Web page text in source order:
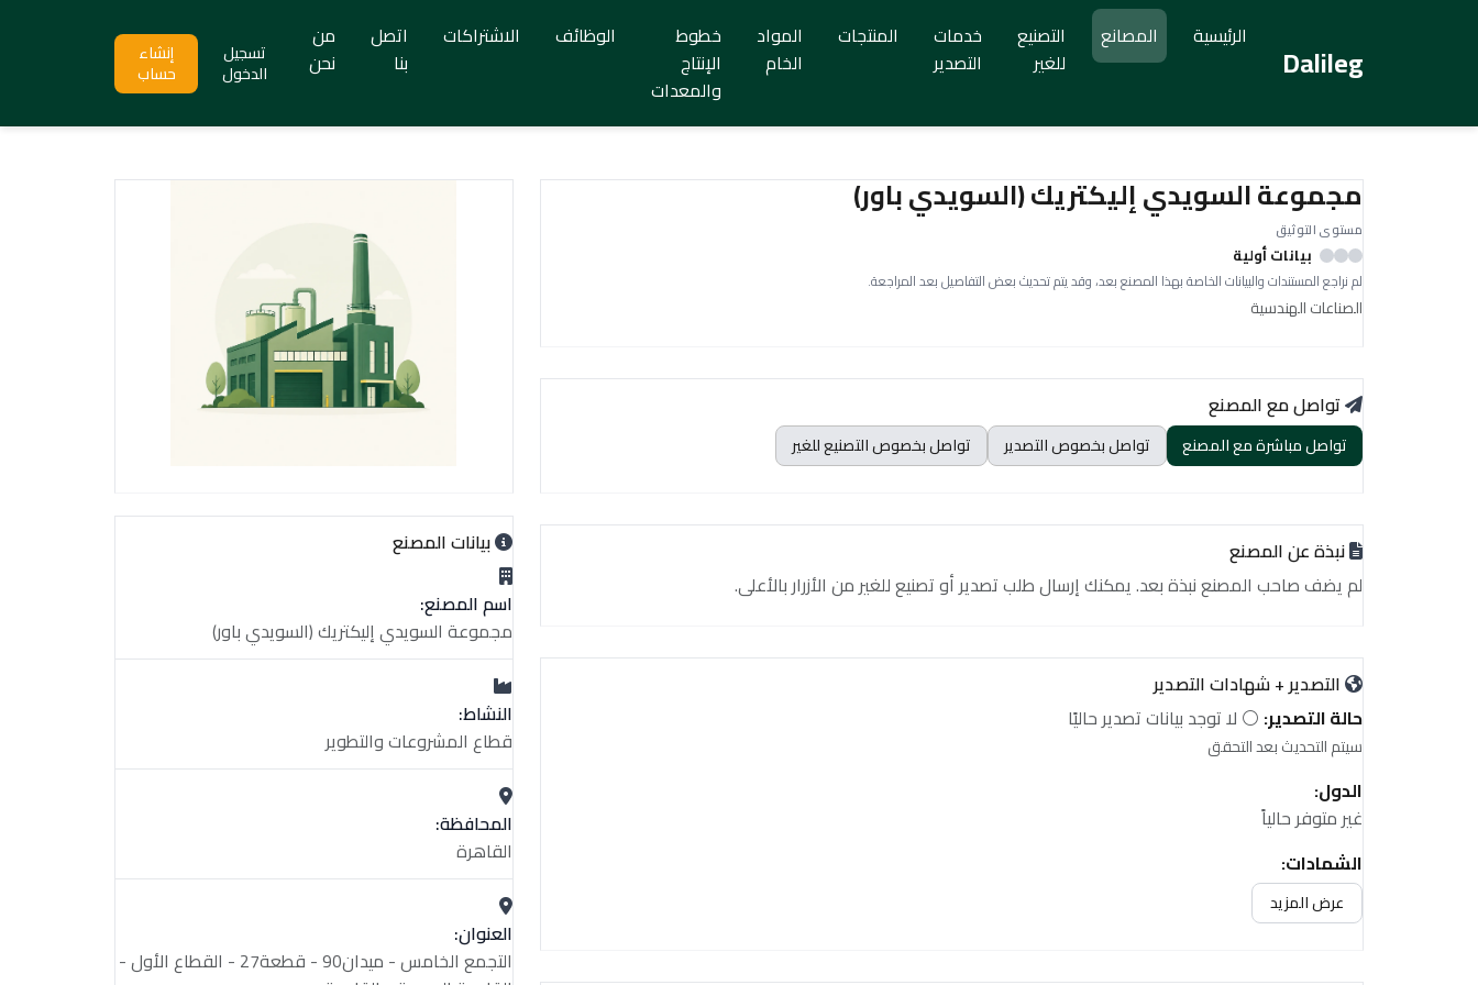
Dalileg
الرئيسية المصانع
التصنيع
للغير
خدمات
التصدير
المنتجات
المواد
الخام
خطوط
الإنتاج
والمعدات
الوظائف الاشتراكات
اتصل
بنا
من
نحن
تسجيل
الدخول
إنشاء
حساب
مجموعة السويدي إليكتريك (السويدي باور)
مستوى التوثيق
بيانات أولية
لم نراجع المستندات والبيانات الخاصة بهذا المصنع بعد، وقد يتم تحديث بعض التفاصيل بعد المراجعة.
الصناعات الهندسية
تواصل مع المصنع
تواصل مباشرة مع المصنع تواصل بخصوص التصدير تواصل بخصوص التصنيع للغير
نبذة عن المصنع
لم يضف صاحب المصنع نبذة بعد. يمكنك إرسال طلب تصدير أو تصنيع للغير من الأزرار بالأعلى.
التصدير + شهادات التصدير
حالة التصدير: ⚪ لا توجد بيانات تصدير حاليًا
سيتم التحديث بعد التحقق
الدول:
غير متوفر حالياً
الشهادات:
غير متوفر حالياً
عرض المزيد
بيانات المصنع
اسم المصنع:
مجموعة السويدي إليكتريك (السويدي باور)
النشاط:
قطاع المشروعات والتطوير
المحافظة:
القاهرة
العنوان:
التجمع الخامس - ميدان90 - قطعة27 - القطاع الأول -